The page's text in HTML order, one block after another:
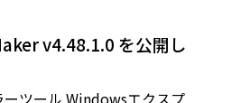
v4.48.1.0 を公開し
ツール Windowsエクスプ